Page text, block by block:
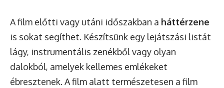
A film előtti vagy utáni időszakban a háttérzene
is sokat segíthet. Készítsünk egy lejátszási listát
lágy, instrumentális zenékből vagy olyan
dalokból, amelyek kellemes emlékeket
ébresztenek. A film alatt természetesen a film